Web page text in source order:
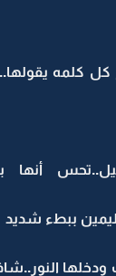
كل كلمه
أنها
ببطء شديد